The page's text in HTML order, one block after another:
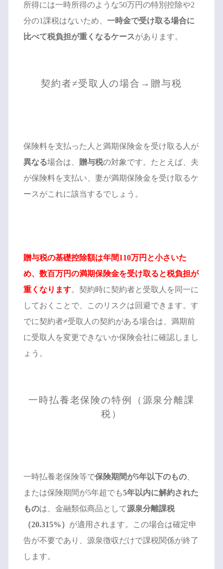
所得には一時所得のような50万円の特別控除や2
分の1課税はないため、 一時金で受け取る場合に
比べて税負担が重くなるケースがあります。
契約者≠受取人の場合→贈与税
保険料を支払った人と満期保険金を受け取る人が
異なる場合は、 贈与税の対象です。たとえば、夫
が保険料を支払い、妻が満期保険金を受け取るケ
ースがこれに該当するでしょう。
贈与税の基礎控除額は年間110万円と小さいた
め、数百万円の満期保険金を受け取ると税負担が
重くなります。契約時に契約者と受取人を同一に
しておくことで、このリスクは回避できます。す
でに契約者≠受取人の契約がある場合は、満期前
に受取人を変更できないか保険会社に確認しまし
ょう。
一時払養老保険の特例（源泉分離課
税）
一時払養老保険等で保険期間が5年以下のもの、
または保険期間が5年超でも5年以内に解約された
ものは、金融類似商品として源泉分離課税
（20.315%） が適用されます。この場合は確定申
告が不要であり、源泉徴収だけで課税関係が終了
します。